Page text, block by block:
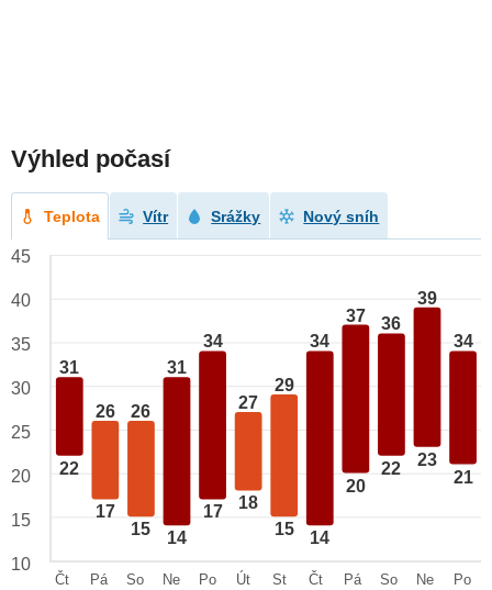
Výhled počasí
Teplota Vítr Srážky Nový sníh
31
22
26
17
26
15
31
14
34
17
27
18
29
15
34
14
37
20
36
22
39
23
34
21
45
40
35
30
25
20
15
10
Čt
Pá
So
Ne
Po
Út
St
Čt
Pá
So
Ne
Po